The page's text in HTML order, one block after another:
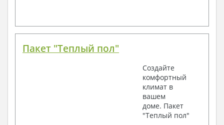
Пакет "Теплый пол"
Создайте
комфортный
климат в
вашем
доме. Пакет
"Теплый пол"